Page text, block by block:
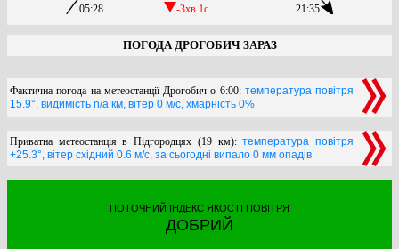
05:28
-3хв 1c
21:35
ПОГОДА ДРОГОБИЧ ЗАРАЗ
Фактична погода на метеостанції Дрогобич о 6:00: температура повітря
15.9°, видимість n/a км, вітер 0 м/с, хмарність 0%
Приватна метеостанція в Підгородцях (19 км):температура повітря
+25.3°, вітер східний 0.6 м/с, за сьогодні випало 0 мм опадів
ПОТОЧНИЙ ІНДЕКС ЯКОСТІ ПОВІТРЯ
ДОБРИЙ